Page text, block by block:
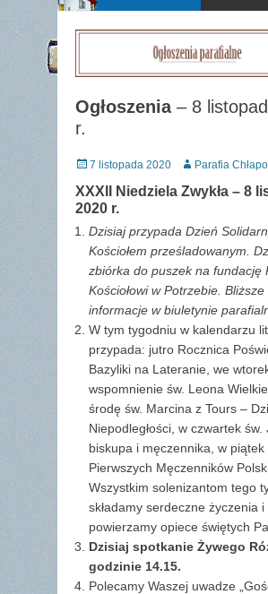
Ogłoszenia– 8
r.
Posted
7 listopada 2020 Author
Parafia
XXXII Niedziela Zwykła – 8
2020 r.
Dzisiaj przypada Dzień
Kościołem prześladowanym.
zbiórka do puszek na fundację
Kościołowi w Potrzebie. Bliższe
informacje w biuletynie
W tym tygodniu w kalendarzu
przypada: jutro Rocznica
Bazyliki na Lateranie, we
wspomnienie św. Leona
środę św. Marcina z Tours –
Niepodległości, w czwartek św.
biskupa i męczennika, w piątek
Pierwszych Męczenników
Wszystkim solenizantom tego
składamy serdeczne życzenia i
powierzamy opiece świętych
Dzisiaj spotkanie Żywego
godzinie 14.15.
Polecamy Waszej uwadze